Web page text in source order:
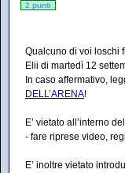
2 punti
Qualcuno di voi loschi
Elii di martedì 12
In caso affermativo,
DELL’ARENA!
E’ vietato all’interno
- fare riprese video,
E’ inoltre vietato